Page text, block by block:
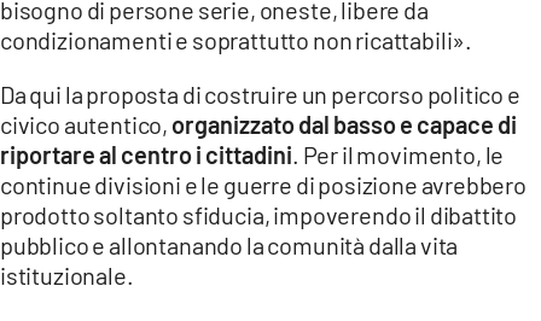
bisogno di persone serie, oneste, libere da
condizionamenti e soprattutto non ricattabili».
Da qui la proposta di costruire un percorso politico e
civico autentico, organizzato dal basso e capace di
riportare al centro i cittadini . Per il movimento, le
continue divisioni e le guerre di posizione avrebbero
prodotto soltanto sfiducia, impoverendo il dibattito
pubblico e allontanando la comunità dalla vita
istituzionale.